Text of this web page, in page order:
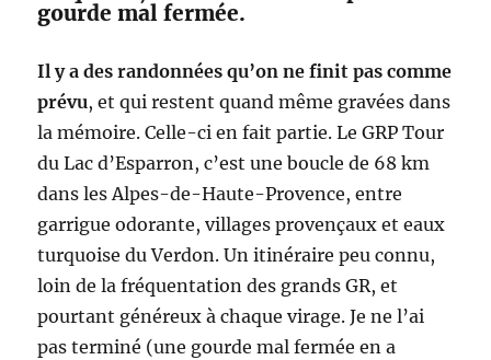
gourde mal fermée.
Il y a des randonnées qu’on ne finit pas comme
prévu, et qui restent quand même gravées dans
la mémoire. Celle-ci en fait partie. Le GRP Tour
du Lac d’Esparron, c’est une boucle de 68 km
dans les Alpes-de-Haute-Provence, entre
garrigue odorante, villages provençaux et eaux
turquoise du Verdon. Un itinéraire peu connu,
loin de la fréquentation des grands GR, et
pourtant généreux à chaque virage. Je ne l’ai
pas terminé (une gourde mal fermée en a